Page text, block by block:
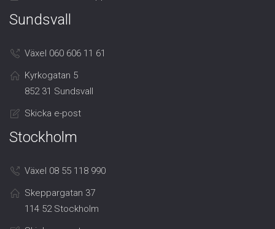
Sundsvall
Växel 060 606 11 61
Kyrkogatan 5
852 31 Sundsvall
Skicka e-post
Stockholm
Växel 08 55 118 990
Skeppargatan 37
114 52 Stockholm